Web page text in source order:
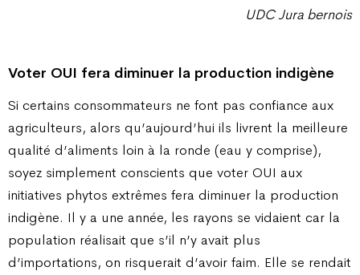
UDC Jura bernois
Voter OUI fera diminuer la production indigène
Si certains consommateurs ne font pas confiance aux
agriculteurs, alors qu’aujourd’hui ils livrent la meilleure
qualité d’aliments loin à la ronde (eau y comprise),
soyez simplement conscients que voter OUI aux
initiatives phytos extrêmes fera diminuer la production
indigène. Il y a une année, les rayons se vidaient car la
population réalisait que s’il n’y avait plus
d’importations, on risquerait d’avoir faim. Elle se rendait